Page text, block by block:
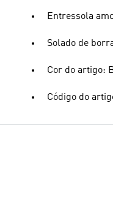
Entressola
Solado de
Cor do artigo:
Código do